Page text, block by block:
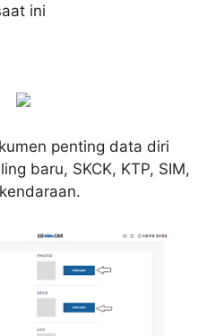
ini
penting data diri
baru, SKCK, KTP, SIM,